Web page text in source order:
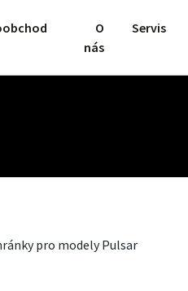
O
nás
Servis
pro modely Pulsar